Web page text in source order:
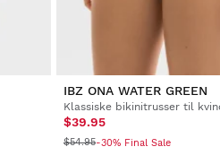
IBZ ONA WATER GREEN
Klassiske bikinitrusser til
$39.95
$54.95-30% Final Sale